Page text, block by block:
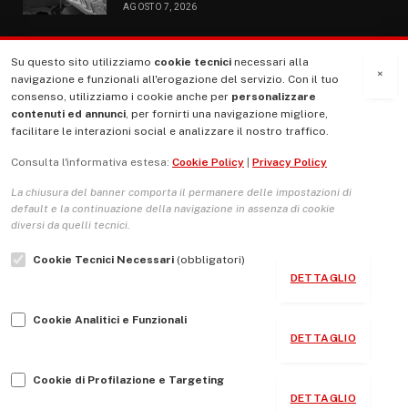
AGOSTO 7, 2026
MENU
La Nostra Storia
Le Copertine
L’Associazione
Indirizzo Socio Politico Culturale
Guida per le autrici e gli autori
×
Su questo sito utilizziamo cookie tecnici necessari alla
navigazione e funzionali all'erogazione del servizio. Con il tuo
consenso, utilizziamo i cookie anche per personalizzare
contenuti ed annunci, per fornirti una navigazione migliore,
facilitare le interazioni social e analizzare il nostro traffico.
Consulta l'informativa estesa: Cookie Policy Privacy Policy
La chiusura del banner comporta il permanere delle impostazioni di
default e la continuazione della navigazione in assenza di cookie
diversi da quelli tecnici.
Cookie Tecnici Necessari (obbligatori)
DETTAGLIO
Cookie Analitici e Funzionali
DETTAGLIO
Cookie di Profilazione e Targeting
DETTAGLIO